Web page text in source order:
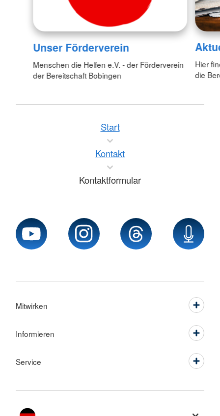
Unser Förderverein
Menschen die Helfen e.V. - der Förderverein
der Bereitschaft Bobingen
Hier
die
Start
Kontakt
Kontaktformular
Mitwirken
Informieren
Service
Sprache wechseln zu